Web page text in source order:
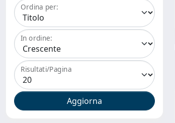
Ordina per:
In ordine:
Risultati/Pagina